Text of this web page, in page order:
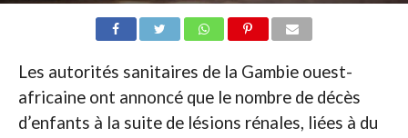
Les autorités sanitaires de la Gambie ouest-
africaine ont annoncé que le nombre de décès
d’enfants à la suite de lésions rénales, liées à du